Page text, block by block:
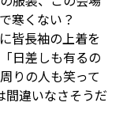
寒くない？
皆長袖の上着を
日差しも有るの
りの人も笑って
間違いなさそうだ